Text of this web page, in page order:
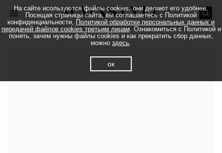
На сайте исользуются файлы cookies, они делают его удобнее.
Посещая страницы сайта, вы соглашаетесь с Политикой
конфиденциальности, Политикой обработки персональных данных и
передачей файлов cookies третьим лицам. Ознакомиться с Политикой и
понять, зачем нужны файлы cookies и как прекратить сбор данных,
можно здесь.
ок